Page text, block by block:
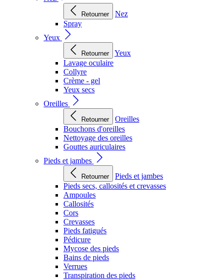
Retourner
Nez
Spray
Yeux
Retourner
Yeux
Lavage oculaire
Collyre
Crème - gel
Yeux secs
Oreilles
Retourner
Oreilles
Bouchons d'oreilles
Nettoyage des oreilles
Gouttes auriculaires
Pieds et jambes
Retourner
Pieds et jambes
Pieds secs, callosités et crevasses
Ampoules
Callosités
Cors
Crevasses
Pieds fatigués
Pédicure
Mycose des pieds
Bains de pieds
Verrues
Transpiration des pieds